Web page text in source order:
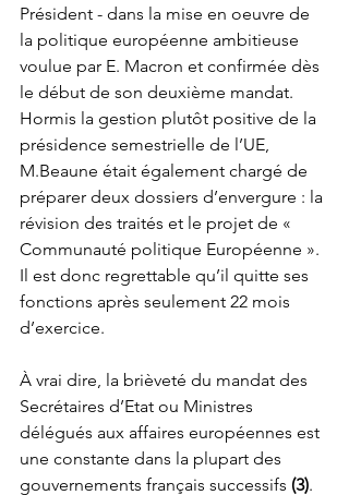
Président - dans la mise en oeuvre de
la politique européenne ambitieuse
voulue par E. Macron et confirmée dès
le début de son deuxième mandat.
Hormis la gestion plutôt positive de la
présidence semestrielle de l’UE,
M.Beaune était également chargé de
préparer deux dossiers d’envergure : la
révision des traités et le projet de «
Communauté politique Européenne ».
Il est donc regrettable qu’il quitte ses
fonctions après seulement 22 mois
d’exercice.
À vrai dire, la brièveté du mandat des
Secrétaires d’Etat ou Ministres
délégués aux affaires européennes est
une constante dans la plupart des
gouvernements français successifs (3).